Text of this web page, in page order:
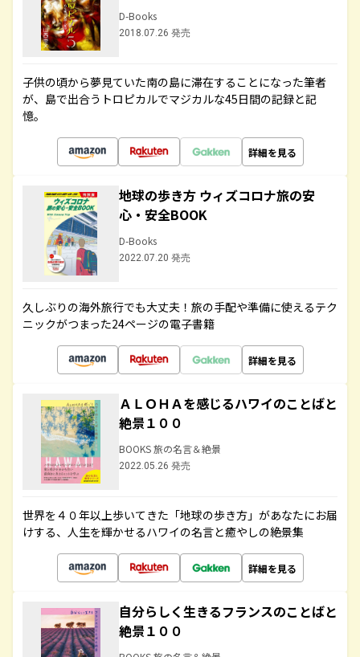
D-Books
2018.07.26 発売
子供の頃から夢見ていた南の島に滞在することになった筆者
が、島で出合うトロピカルでマジカルな45日間の記録と記
憶。
詳細を見る
地球の歩き方 ウィズコロナ旅の安
心・安全BOOK
D-Books
2022.07.20 発売
久しぶりの海外旅行でも大丈夫！旅の手配や準備に使えるテク
ニックがつまった24ページの電子書籍
詳細を見る
ＡＬＯＨＡを感じるハワイのことばと
絶景１００
BOOKS 旅の名言＆絶景
2022.05.26 発売
世界を４０年以上歩いてきた「地球の歩き方」があなたにお届
けする、人生を輝かせるハワイの名言と癒やしの絶景集
詳細を見る
自分らしく生きるフランスのことばと
絶景１００